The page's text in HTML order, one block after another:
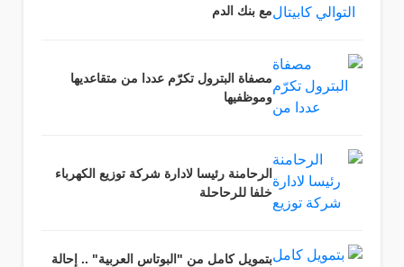
مع بنك الدم
مصفاة البترول تكرّم عددا من متقاعديها
وموظفيها
الرحامنة رئيسا لادارة شركة توزيع الكهرباء
خلفا للرحاحلة
بتمويل كامل من "البوتاس العربية" .. إحالة